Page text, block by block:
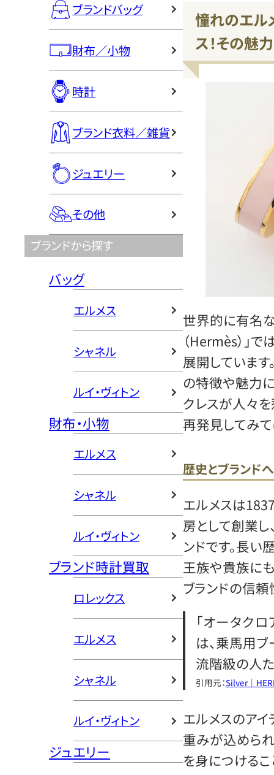
ブランドバッグ
財布／小物
時計
ブランド衣料／雑貨
ジュエリー
その他
ブランドから探す
バッグ
エルメス
シャネル
ルイ・ヴィトン
財布・小物
エルメス
シャネル
ルイ・ヴィトン
ブランド時計買取
ロレックス
エルメス
シャネル
ルイ・ヴィトン
ジュエリー
憧れのエル
ス！その魅
世界的に有名
（Hermès）」
展開しています
の特徴や魅力
クレスが人々
再発見してみて
歴史とブランド
エルメスは
房として創業
ンドです。長い
王族や貴族に
ブランドの信頼
「オータク
は、乗馬用
流階級の人
引用元：Silver｜
エルメスのア
重みが込められ
を身につける